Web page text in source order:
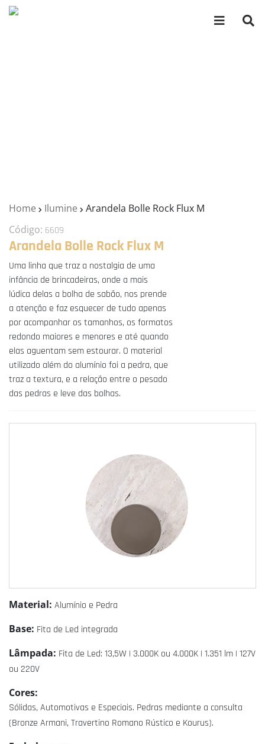
Home Ilumine
Arandela Bolle Rock Flux M
Código: 6609
Arandela Bolle Rock Flux M
Uma linha que traz a nostalgia de uma
infância de brincadeiras, onde a mais
lúdica delas a bolha de sabão, nos prende
a atenção e faz esquecer de tudo apenas
por acompanhar os tamanhos, os formatos
redondo maiores e menores e até quando
elas aguentam sem estourar. O material
utilizado além do alumínio foi a pedra, que
traz a textura, e a relação entre o pesado
das pedras e leve das bolhas.
Material: Alumínio e Pedra
Base: Fita de Led integrada
Lâmpada: Fita de Led: 13,5W | 3.000K ou 4.000K | 1.351 lm | 127V
ou 220V
Cores:
Sólidas, Automotivas e Especiais. Pedras mediante a consulta
(Bronze Armani, Travertino Romano Rústico e Kourus).